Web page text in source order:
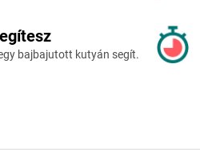
bajbajutott kutyán segít.